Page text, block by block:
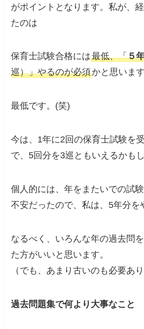
がポイントとなります。私が、
たのは
保育士試験合格には最低、「５
巡）」やるのが必須かと思います
最低です。(笑)
今は、1年に2回の保育士試験を
で、5回分を3巡ともいえるかも
個人的には、年をまたいでの試
不安だったので、私は、5年分を
なるべく、いろんな年の過去問
た方がいいと思います。
（でも、あまり古いのも必要あ
過去問題集で何より大事なこと